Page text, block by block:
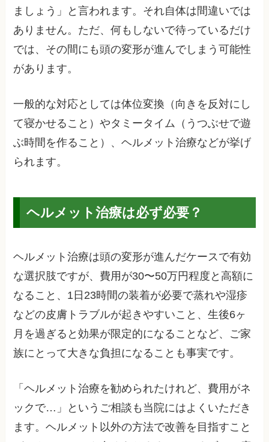
ましょう」と言われます。それ自体は間違いでは
ありません。ただ、何もしないで待っているだけ
では、その間にも頭の変形が進んでしまう可能性
があります。
一般的な対応としては体位変換（向きを反対にし
て寝かせること）やタミータイム（うつぶせで遊
ぶ時間を作ること）、ヘルメット治療などが挙げ
られます。
ヘルメット治療は必ず必要？
ヘルメット治療は頭の変形が進んだケースで有効
な選択肢ですが、費用が30〜50万円程度と高額に
なること、1日23時間の装着が必要で蒸れや湿疹
などの皮膚トラブルが起きやすいこと、生後6ヶ
月を過ぎると効果が限定的になることなど、ご家
族にとって大きな負担になることも事実です。
「ヘルメット治療を勧められたけれど、費用がネ
ックで…」というご相談も当院にはよくいただき
ます。ヘルメット以外の方法で改善を目指すこと